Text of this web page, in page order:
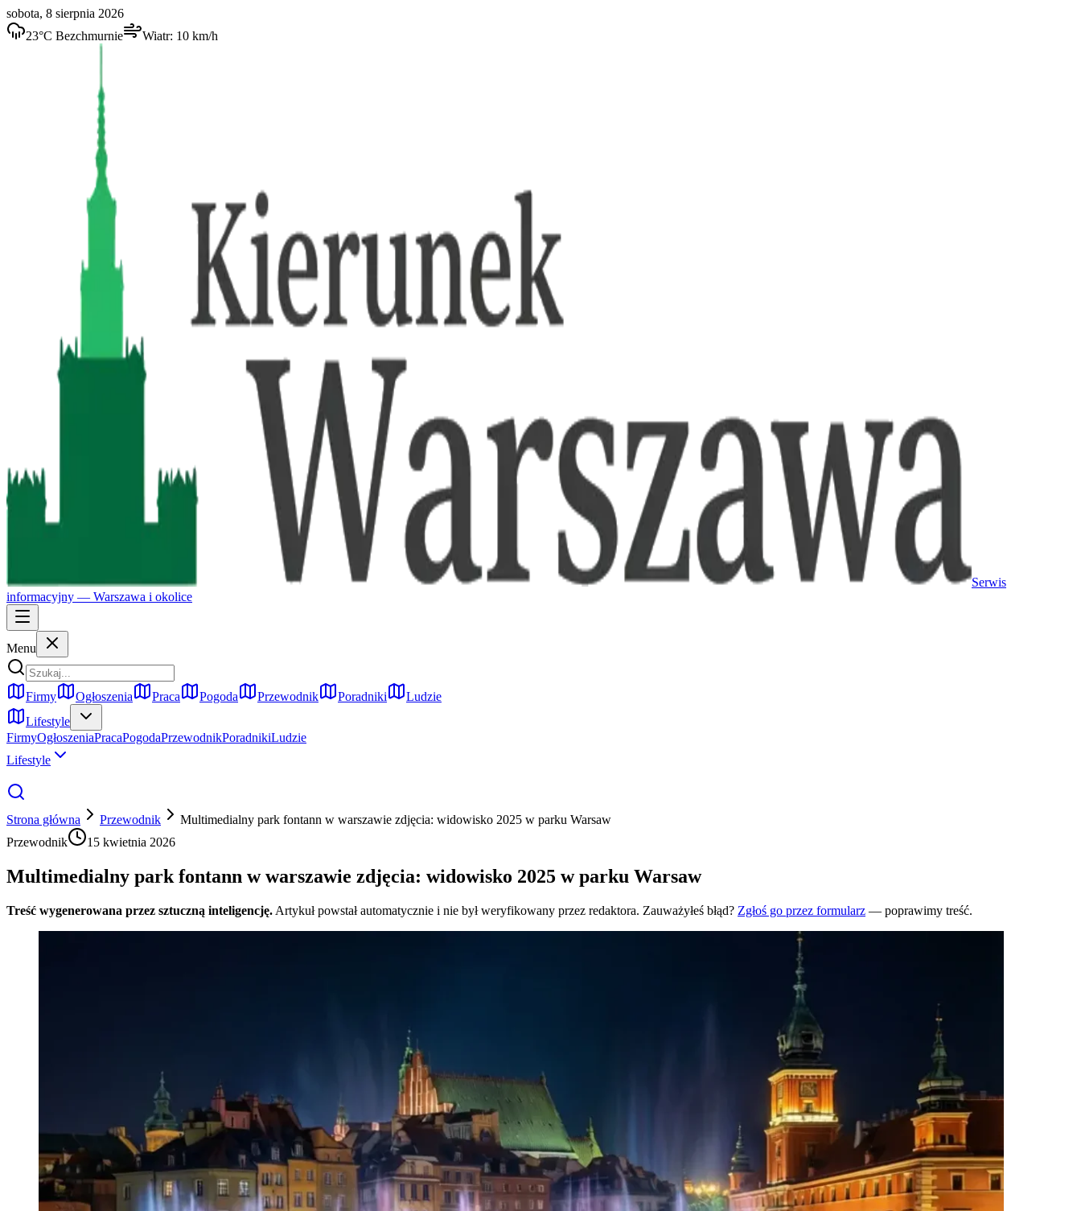
sobota, 8 sierpnia 2026
23°C Bezchmurnie Wiatr: 10 km/h
Serwis
informacyjny — Warszawa i okolice
Menu
Firmy Ogłoszenia Praca Pogoda Przewodnik Poradniki
Ludzie
Lifestyle
FirmyOgłoszeniaPracaPogodaPrzewodnikPoradnikiLudzie
Lifestyle
Strona główna Przewodnik
Multimedialny park fontann w warszawie zdjęcia: widowisko 2025 w parku Warsaw
Przewodnik
15 kwietnia 2026
Multimedialny park fontann w warszawie zdjęcia: widowisko 2025 w parku Warsaw
Treść wygenerowana przez sztuczną inteligencję. Artykuł powstał automatycznie i nie był weryfikowany przez redaktora. Zauważyłeś błąd? Zgłoś go przez formularz — poprawimy treść.